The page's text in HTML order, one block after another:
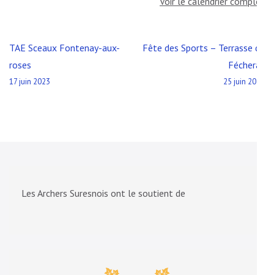
Navigation
de
l’article
TAE Sceaux Fontenay-aux-
roses
17 juin 2023
Fête des Sports – Terrasse du
Fécheray
25 juin 2023
Les Archers Suresnois ont le soutient de